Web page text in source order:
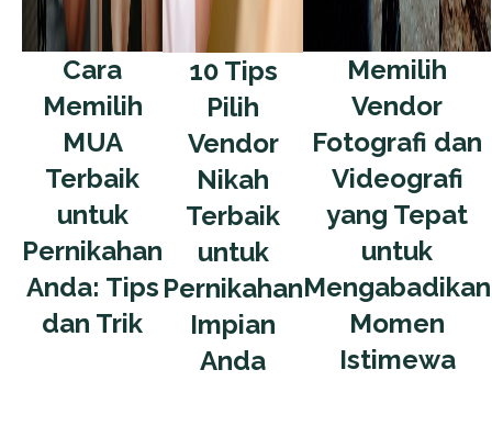
Cara
Memilih
MUA
Terbaik
untuk
Pernikahan
Anda: Tips
dan Trik
10 Tips
Pilih
Vendor
Nikah
Terbaik
untuk
Pernikahan
Impian
Anda
Memilih
Vendor
Fotografi dan
Videografi
yang Tepat
untuk
Mengabadikan
Momen
Istimewa